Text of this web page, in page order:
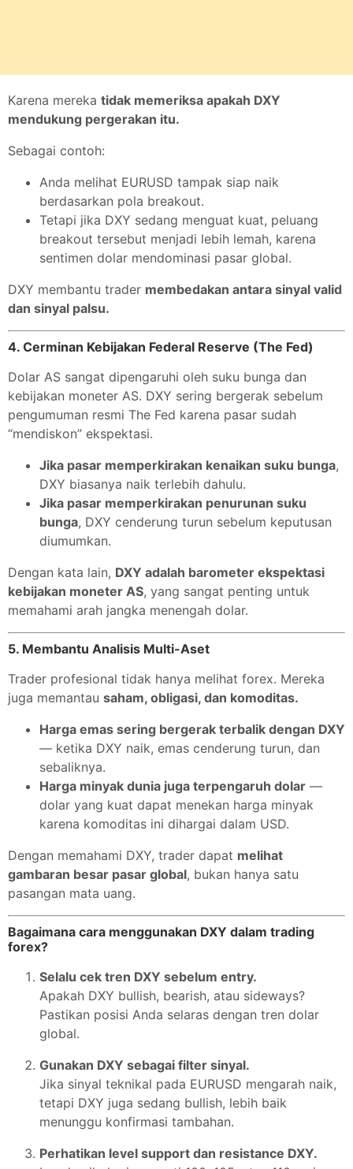
Karena mereka tidak memeriksa apakah DXY
mendukung pergerakan itu.
Sebagai contoh:
Anda melihat EURUSD tampak siap naik
berdasarkan pola breakout.
Tetapi jika DXY sedang menguat kuat, peluang
breakout tersebut menjadi lebih lemah, karena
sentimen dolar mendominasi pasar global.
DXY membantu trader membedakan antara sinyal valid
dan sinyal palsu.
4. Cerminan Kebijakan Federal Reserve (The Fed)
Dolar AS sangat dipengaruhi oleh suku bunga dan
kebijakan moneter AS. DXY sering bergerak sebelum
pengumuman resmi The Fed karena pasar sudah
“mendiskon” ekspektasi.
Jika pasar memperkirakan kenaikan suku bunga,
DXY biasanya naik terlebih dahulu.
Jika pasar memperkirakan penurunan suku
bunga, DXY cenderung turun sebelum keputusan
diumumkan.
Dengan kata lain, DXY adalah barometer ekspektasi
kebijakan moneter AS, yang sangat penting untuk
memahami arah jangka menengah dolar.
5. Membantu Analisis Multi-Aset
Trader profesional tidak hanya melihat forex. Mereka
juga memantau saham, obligasi, dan komoditas.
Harga emas sering bergerak terbalik dengan DXY
— ketika DXY naik, emas cenderung turun, dan
sebaliknya.
Harga minyak dunia juga terpengaruh dolar —
dolar yang kuat dapat menekan harga minyak
karena komoditas ini dihargai dalam USD.
Dengan memahami DXY, trader dapat melihat
gambaran besar pasar global, bukan hanya satu
pasangan mata uang.
Bagaimana cara menggunakan DXY dalam trading
forex?
Selalu cek tren DXY sebelum entry.
Apakah DXY bullish, bearish, atau sideways?
Pastikan posisi Anda selaras dengan tren dolar
global.
Gunakan DXY sebagai filter sinyal.
Jika sinyal teknikal pada EURUSD mengarah naik,
tetapi DXY juga sedang bullish, lebih baik
menunggu konfirmasi tambahan.
Perhatikan level support dan resistance DXY.